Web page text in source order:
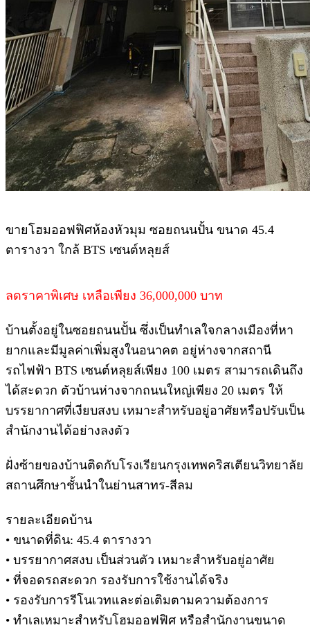
ขายโฮมออฟฟิศห้องหัวมุม ซอยถนนปั้น ขนาด 45.4
ตารางวา ใกล้ BTS เซนต์หลุยส์
ลดราคาพิเศษ เหลือเพียง 36,000,000 บาท
บ้านตั้งอยู่ในซอยถนนปั้น ซึ่งเป็นทำเลใจกลางเมืองที่หา
ยากและมีมูลค่าเพิ่มสูงในอนาคต อยู่ห่างจากสถานี
รถไฟฟ้า BTS เซนต์หลุยส์เพียง 100 เมตร สามารถเดินถึง
ได้สะดวก ตัวบ้านห่างจากถนนใหญ่เพียง 20 เมตร ให้
บรรยากาศที่เงียบสงบ เหมาะสำหรับอยู่อาศัยหรือปรับเป็น
สำนักงานได้อย่างลงตัว
ฝั่งซ้ายของบ้านติดกับโรงเรียนกรุงเทพคริสเตียนวิทยาลัย
สถานศึกษาชั้นนำในย่านสาทร-สีลม
รายละเอียดบ้าน
• ขนาดที่ดิน: 45.4 ตารางวา
• บรรยากาศสงบ เป็นส่วนตัว เหมาะสำหรับอยู่อาศัย
• ที่จอดรถสะดวก รองรับการใช้งานได้จริง
• รองรับการรีโนเวทและต่อเติมตามความต้องการ
• ทำเลเหมาะสำหรับโฮมออฟฟิศ หรือสำนักงานขนาด